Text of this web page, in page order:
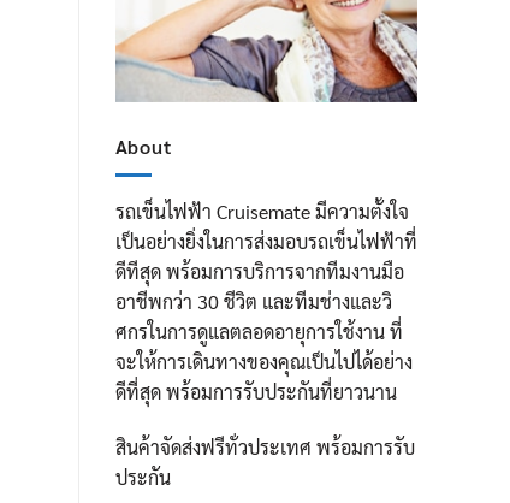
About
รถเข็นไฟฟ้า Cruisemate มีความตั้งใจ
เป็นอย่างยิ่งในการส่งมอบรถเข็นไฟฟ้าที่
ดีทีสุด พร้อมการบริการจากทีมงานมือ
อาชีพกว่า 30 ชีวิต และทีมช่างและวิ
ศกรในการดูแลตลอดอายุการใช้งาน ที่
จะให้การเดินทางของคุณเป็นไปได้อย่าง
ดีที่สุด พร้อมการรับประกันที่ยาวนาน
สินค้าจัดส่งฟรีทั่วประเทศ พร้อมการรับ
ประกัน